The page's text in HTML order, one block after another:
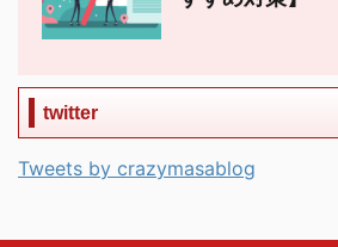
twitter
Tweets by crazymasablog